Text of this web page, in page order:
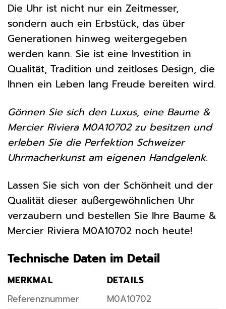
Die Uhr ist nicht nur ein Zeitmesser,
sondern auch ein Erbstück, das über
Generationen hinweg weitergegeben
werden kann. Sie ist eine Investition in
Qualität, Tradition und zeitloses Design, die
Ihnen ein Leben lang Freude bereiten wird.
Gönnen Sie sich den Luxus, eine Baume &
Mercier Riviera M0A10702 zu besitzen und
erleben Sie die Perfektion Schweizer
Uhrmacherkunst am eigenen Handgelenk.
Lassen Sie sich von der Schönheit und der
Qualität dieser außergewöhnlichen Uhr
verzaubern und bestellen Sie Ihre Baume &
Mercier Riviera M0A10702 noch heute!
Technische Daten im Detail
MERKMAL
DETAILS
Referenznummer
M0A10702